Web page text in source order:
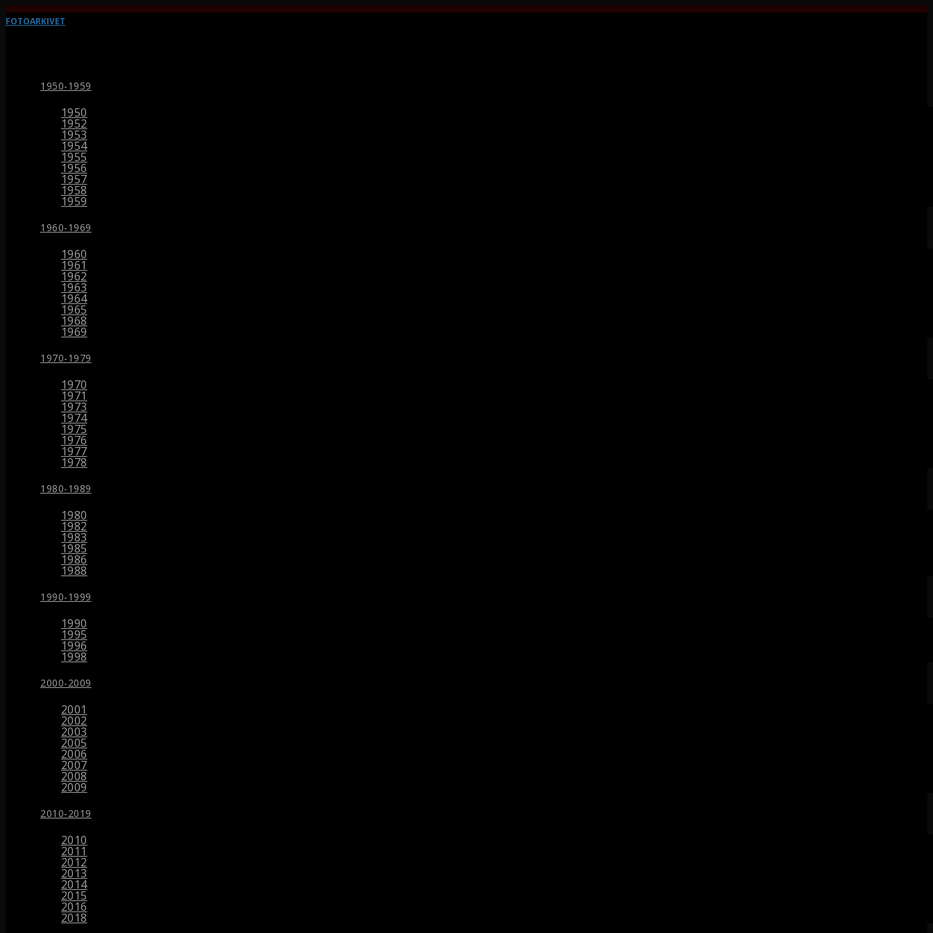
FOTOARKIVET
1950-1959
1950
1952
1953
1954
1955
1956
1957
1958
1959
1960-1969
1960
1961
1962
1963
1964
1965
1968
1969
1970-1979
1970
1971
1973
1974
1975
1976
1977
1978
1980-1989
1980
1982
1983
1985
1986
1988
1990-1999
1990
1995
1996
1998
2000-2009
2001
2002
2003
2005
2006
2007
2008
2009
2010-2019
2010
2011
2012
2013
2014
2015
2016
2018